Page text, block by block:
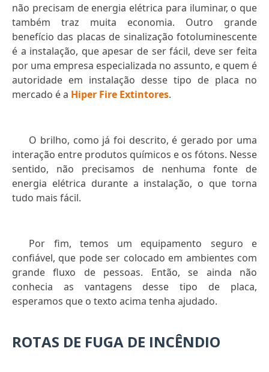
não precisam de energia elétrica para iluminar, o que
também traz muita economia. Outro grande
benefício das placas de sinalização fotoluminescente
é a instalação, que apesar de ser fácil, deve ser feita
por uma empresa especializada no assunto, e quem é
autoridade em instalação desse tipo de placa no
mercado é a Hiper Fire Extintores.
O brilho, como já foi descrito, é gerado por uma
interação entre produtos químicos e os fótons. Nesse
sentido, não precisamos de nenhuma fonte de
energia elétrica durante a instalação, o que torna
tudo mais fácil.
Por fim, temos um equipamento seguro e
confiável, que pode ser colocado em ambientes com
grande fluxo de pessoas. Então, se ainda não
conhecia as vantagens desse tipo de placa,
esperamos que o texto acima tenha ajudado.
ROTAS DE FUGA DE INCÊNDIO